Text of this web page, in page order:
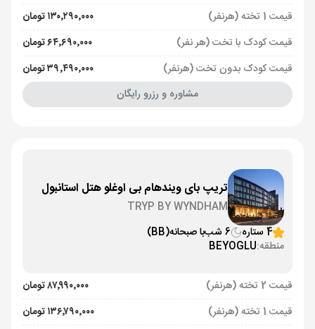
قیمت 1 تخته (هرنفر)
۱۳۰٬۲۹۰٬۰۰۰ تومان
قیمت کودک با تخت (هر نفر)
۶۴٬۶۹۰٬۰۰۰ تومان
قیمت کودک بدون تخت (هرنفر)
۳۹٬۴۹۰٬۰۰۰ تومان
مشاوره و رزرو رایگان
تریپ بای ویندهام بی اوغلو هتل استانبول
TRYP BY WYNDHAM
4 ستاره
6 شب با صبحانه(BB)
منطقه:BEYOGLU
قیمت 2 تخته (هرنفر)
۸۷٬۹۹۰٬۰۰۰ تومان
قیمت 1 تخته (هرنفر)
۱۳۶٬۷۹۰٬۰۰۰ تومان